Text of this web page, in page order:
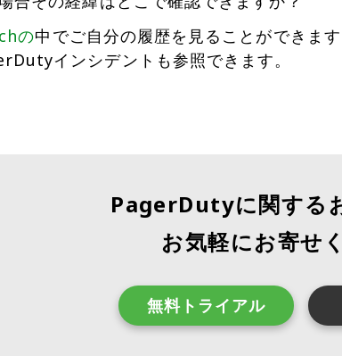
の中でご自分の履歴を見ることができま
インシデントも参照できます。
PagerDutyに関する
お気軽にお寄せ
無料トライアル